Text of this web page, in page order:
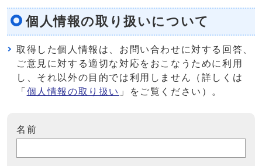
個人情報の取り扱いについて
取得した個人情報は、お問い合わせに対する回答、
ご意見に対する適切な対応をおこなうために利用
し、それ以外の目的では利用しません（詳しくは
「 個人情報の取り扱い 」をご覧ください）。
名前